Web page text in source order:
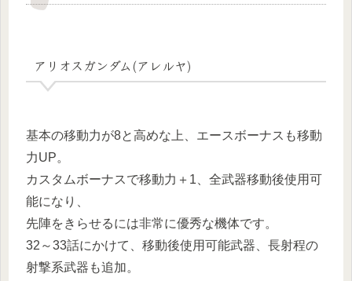
アリオスガンダム(アレルヤ)
基本の移動力が8と高めな上、エースボーナスも移動
力UP。
カスタムボーナスで移動力＋1、全武器移動後使用可
能になり、
先陣をきらせるには非常に優秀な機体です。
32～33話にかけて、移動後使用可能武器、長射程の
射撃系武器も追加。